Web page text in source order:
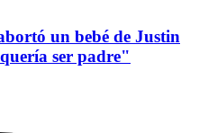
un bebé de Justin
ser padre"